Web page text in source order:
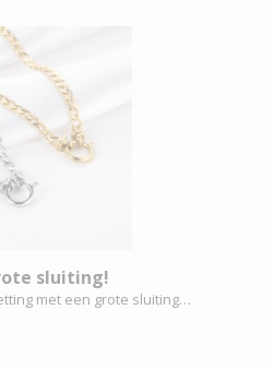
sluiting!
met een grote sluiting…